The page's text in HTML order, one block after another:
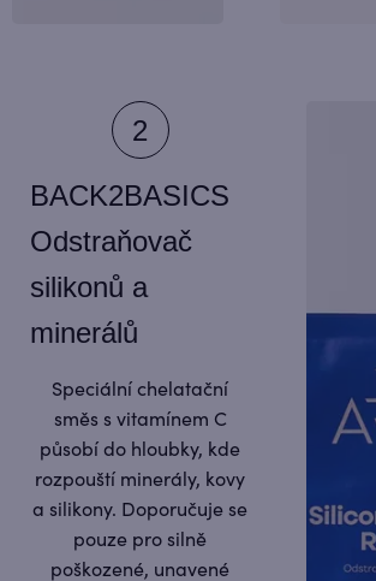
BACK2BASICS
Odstraňovač
silikonů a
minerálů
Speciální chelatační
směs s vitamínem C
působí do hloubky, kde
rozpouští minerály, kovy
a silikony. Doporučuje se
pouze pro silně
poškozené, unavené